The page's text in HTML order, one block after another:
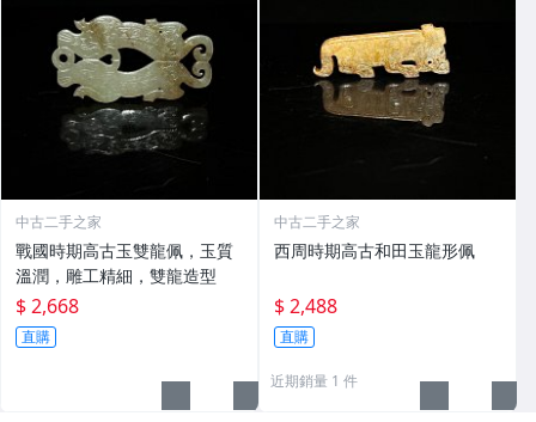
中古二手之家
戰國時期高古玉雙龍佩，玉質
溫潤，雕工精細，雙龍造型
$ 2,668
直購
中古二手之家
西周時期高古和田玉龍形佩
$ 2,488
直購
近期銷量 1 件